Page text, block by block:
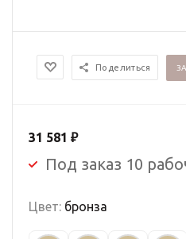
Поделиться
Цвет: бронза
31 581 ₽
Под заказ 10